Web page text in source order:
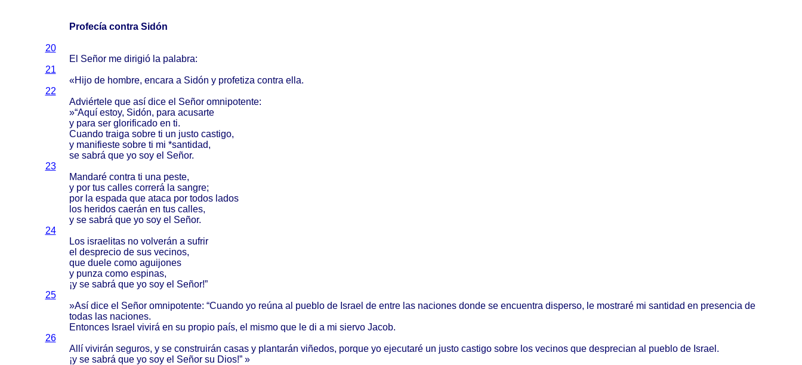
Profecía contra Sidón
20
El Señorme dirigióla palabra:
21
«Hijode hombre, encara a Sidón y profetiza contra ella.
22
Adviérteleque así diceel Señor omnipotente:
»“Aquí estoy, Sidón, para acusarte
y para ser glorificadoen ti.
Cuando traiga sobreti un justo castigo,
y manifieste sobreti mi *santidad,
se sabrá que yo soy el Señor.
23
Mandaré contra ti una peste,
y por tus calles correrá la sangre;
por la espada que ataca por todos lados
los heridos caerán en tus calles,
y se sabrá que yo soy el Señor.
24
Los israelitasno volverán a sufrir
el despreciode sus vecinos,
que duele como aguijones
y punza como espinas,
¡y se sabrá que yo soy el Señor!”
25
»Así diceel Señor omnipotente: “Cuandoyo reúna al pueblode Israel de entrelas naciones dondese encuentra disperso, le mostrarémi santidad en presencia de
todaslas naciones.
Entonces Israel vivirá en su propio país, el mismoque le di a mi siervo Jacob.
26
Allí vivirán seguros, y se construirán casasy plantarán viñedos, porqueyo ejecutaréun justo castigo sobrelos vecinosque desprecian al pueblode Israel .
¡y se sabrá que yo soy el Señorsu Dios!” »